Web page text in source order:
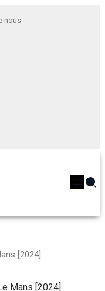
nous
[2024]